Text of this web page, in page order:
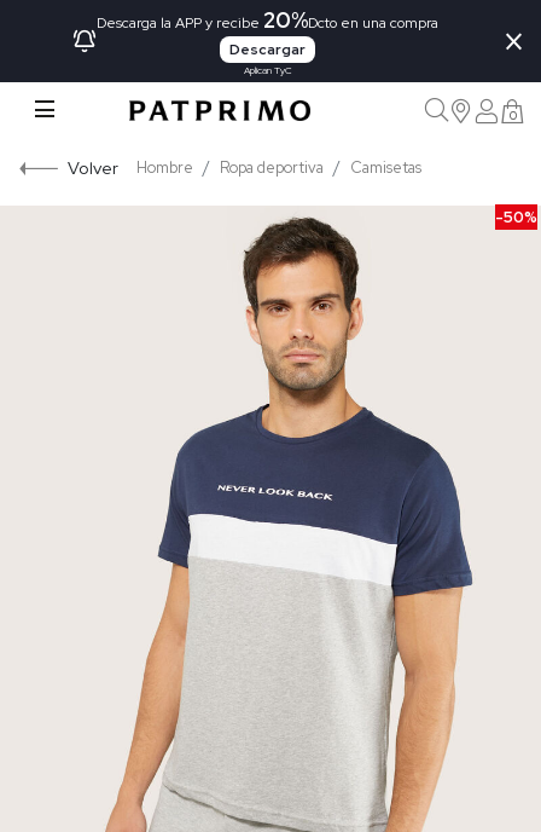
Descarga la APP y recibe 20%Dcto en una compra
Descargar
Aplican TyC
×
0
Volver Hombre Ropa deportiva Camisetas
-50%